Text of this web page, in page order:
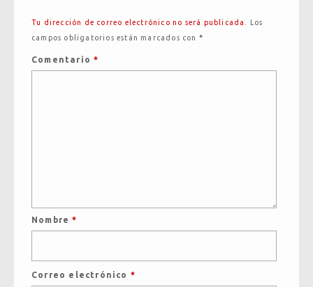
Tu dirección de correo electrónico no será publicada.
Los
campos obligatorios están marcados con *
Comentario*
Nombre*
Correo electrónico *